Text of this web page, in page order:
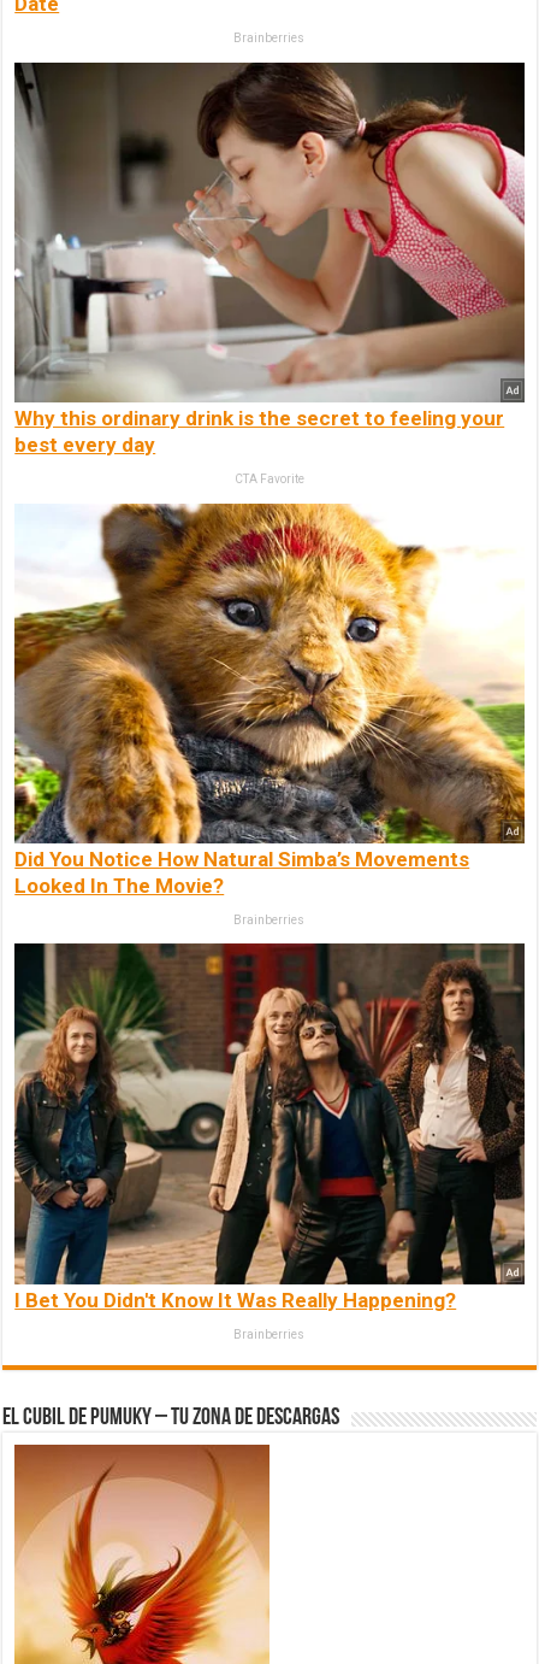
Brainberries
Why this ordinary drink is the secret to feeling your
best every day
CTA Favorite
Did You Notice How Natural Simba’s Movements
Looked In The Movie?
Brainberries
I Bet You Didn't Know It Was Really Happening?
Brainberries
El Cubil de Pumuky – Tu zona de Descargas